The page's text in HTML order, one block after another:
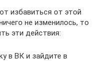
избавиться от этой
не изменилось, то
эти действия:
в ВК и зайдите в